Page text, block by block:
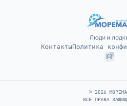
Люди и
КонтактыПолитика
© 2026
ВСЕ ПРАВА